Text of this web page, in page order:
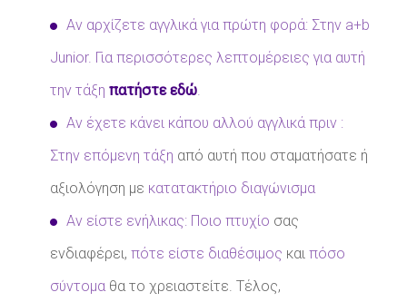
Αν αρχίζετε αγγλικά για πρώτη φορά: Στην a+b
Junior. Για περισσότερες λεπτομέρειες για αυτή
την τάξη πατήστε εδώ
Αν έχετε κάνει κάπου αλλού αγγλικά πριν :
Στην επόμενη τάξη από αυτή που σταματήσατε ή
αξιολόγηση με κατατακτήριο διαγώνισμα
Αν είστε ενήλικας: Ποιο πτυχίο σας
ενδιαφέρει, πότε είστε διαθέσιμος και πόσο
σύντομα θα το χρειαστείτε. Τέλος,